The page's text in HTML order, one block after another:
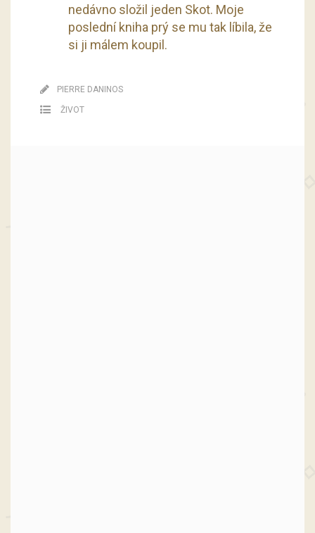
nedávno složil jeden Skot. Moje
poslední kniha prý se mu tak líbila, že
si ji málem koupil.
PIERRE DANINOS
ŽIVOT